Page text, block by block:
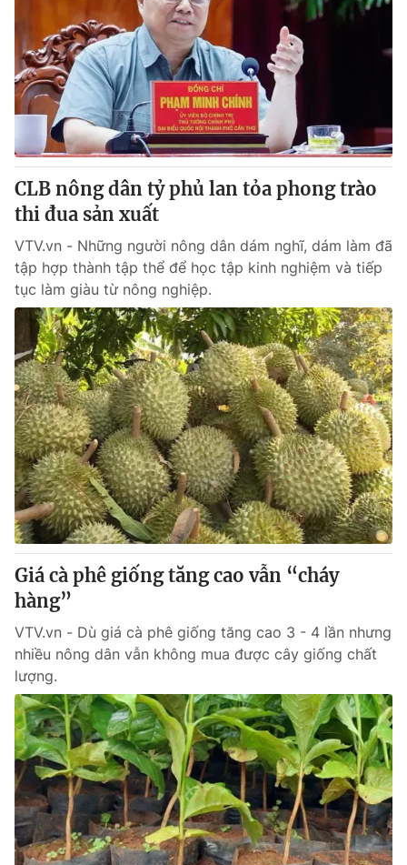
CLB nông dân tỷ phủ lan tỏa phong trào
thi đua sản xuất
VTV.vn - Những người nông dân dám nghĩ, dám làm đã
tập hợp thành tập thể để học tập kinh nghiệm và tiếp
tục làm giàu từ nông nghiệp.
Giá cà phê giống tăng cao vẫn “cháy
hàng”
VTV.vn - Dù giá cà phê giống tăng cao 3 - 4 lần nhưng
nhiều nông dân vẫn không mua được cây giống chất
lượng.